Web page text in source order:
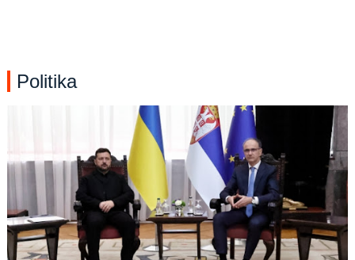
Politika